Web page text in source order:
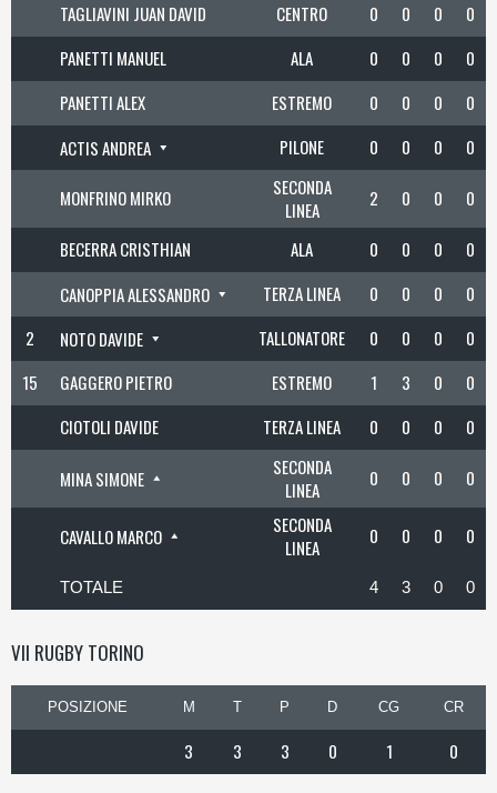
TAGLIAVINI JUAN DAVID
CENTRO 0 0 0
0
PANETTI MANUEL
ALA 0 0 0
0
PANETTI ALEX
ESTREMO 0 0 0
0
ACTIS ANDREA
PILONE 0 0 0 0
MONFRINO MIRKO
SECONDA
LINEA
2 0 0 0
BECERRA CRISTHIAN ALA 0 0 0
0
CANOPPIA ALESSANDRO
TERZA LINEA 0 0 0
0
2
NOTO DAVIDE TALLONATORE 0 0 0
0
15
GAGGERO PIETRO ESTREMO 1 3 0
0
CIOTOLI DAVIDE
TERZA LINEA 0 0 0 0
MINA SIMONE
SECONDA
LINEA
0 0 0 0
CAVALLO MARCO
SECONDA
LINEA
0 0 0 0
TOTALE 4 3 0 0
VII RUGBY TORINO
POSIZIONE M T P D CG CR
3 3 3 0 1 0